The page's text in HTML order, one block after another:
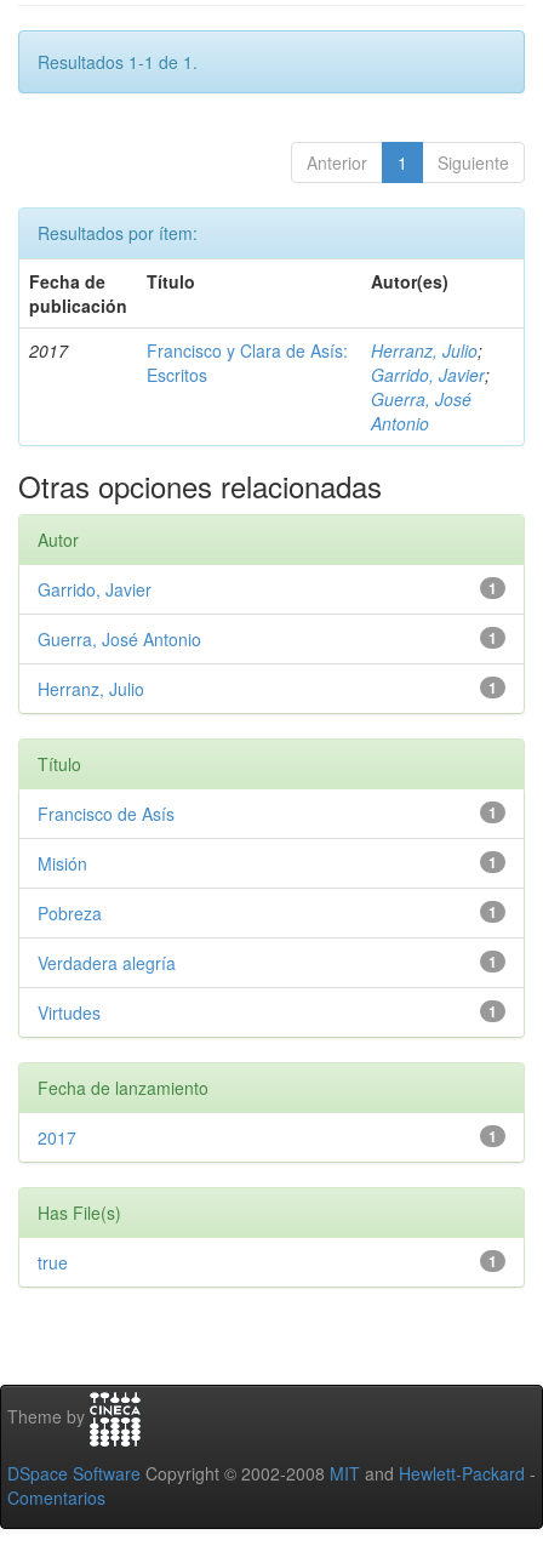
Resultados 1-1 de 1.
Anterior 1 Siguiente
Resultados por ítem:
Fecha de
publicación
Título Autor(es)
2017
Francisco y Clara de Asís:
Escritos
Herranz, Julio;
Garrido, Javier;
Guerra, José
Antonio
Otras opciones relacionadas
Autor
1
Garrido, Javier
1
Guerra, José Antonio
1
Herranz, Julio
Título
1
Francisco de Asís
1
Misión
1
Pobreza
1
Verdadera alegría
1
Virtudes
Fecha de lanzamiento
1
2017
Has File(s)
1
true
Theme by
DSpace Software Copyright © 2002-2008 MIT and Hewlett-Packard -
Comentarios